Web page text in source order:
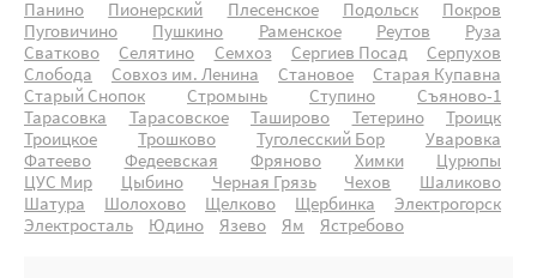
Панино
Пионерский Плесенское Подольск
Покров
Пуговичино
Пушкино Раменское Реутов
Руза
Сватково
Селятино Семхоз Сергиев Посад
Серпухов
Слобода
Совхоз им. Ленина Становое
Старая Купавна
Старый Снопок
Стромынь Ступино
Съяново-1
Тарасовка
Тарасовское Таширово Тетерино
Троицк
Троицкое
Трошково Туголесский Бор
Уваровка
Фатеево
Федеевская Фряново Химки
Цурюпы
ЦУС Мир
Цыбино Черная Грязь Чехов
Шаликово
Шатура
Шолохово Щелково Щербинка
Электрогорск
Электросталь
Юдино Язево Ям Ястребово